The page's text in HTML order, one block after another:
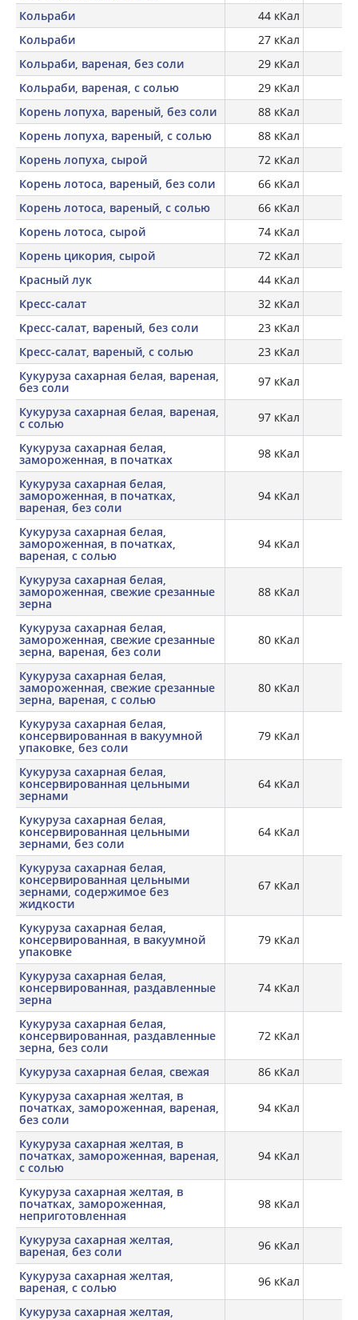
Кольраби
44 кКал
Кольраби
27 кКал
Кольраби, вареная, без соли
29 кКал
Кольраби, вареная, с солью
29 кКал
Корень лопуха, вареный, без соли
88 кКал
Корень лопуха, вареный, с солью
88 кКал
Корень лопуха, сырой
72 кКал
Корень лотоса, вареный, без соли
66 кКал
Корень лотоса, вареный, с солью
66 кКал
Корень лотоса, сырой
74 кКал
Корень цикория, сырой
72 кКал
Красный лук
44 кКал
Кресс-салат
32 кКал
Кресс-салат, вареный, без соли
23 кКал
Кресс-салат, вареный, с солью
23 кКал
Кукуруза сахарная белая, вареная,
без соли 97 кКал
Кукуруза сахарная белая, вареная,
с солью 97 кКал
Кукуруза сахарная белая,
замороженная, в початках 98 кКал
Кукуруза сахарная белая,
замороженная, в початках,
вареная, без соли
94 кКал
Кукуруза сахарная белая,
замороженная, в початках,
вареная, с солью
94 кКал
Кукуруза сахарная белая,
замороженная, свежие срезанные
зерна
88 кКал
Кукуруза сахарная белая,
замороженная, свежие срезанные
зерна, вареная, без соли
80 кКал
Кукуруза сахарная белая,
замороженная, свежие срезанные
зерна, вареная, с солью
80 кКал
Кукуруза сахарная белая,
консервированная в вакуумной
упаковке, без соли
79 кКал
Кукуруза сахарная белая,
консервированная цельными
зернами
64 кКал
Кукуруза сахарная белая,
консервированная цельными
зернами, без соли
64 кКал
Кукуруза сахарная белая,
консервированная цельными
зернами, содержимое без
жидкости
67 кКал
Кукуруза сахарная белая,
консервированная, в вакуумной
упаковке
79 кКал
Кукуруза сахарная белая,
консервированная, раздавленные
зерна
74 кКал
Кукуруза сахарная белая,
консервированная, раздавленные
зерна, без соли
72 кКал
Кукуруза сахарная белая, свежая 86 кКал
Кукуруза сахарная желтая, в
початках, замороженная, вареная,
без соли
94 кКал
Кукуруза сахарная желтая, в
початках, замороженная, вареная,
с солью
94 кКал
Кукуруза сахарная желтая, в
початках, замороженная,
неприготовленная
98 кКал
Кукуруза сахарная желтая,
вареная, без соли 96 кКал
Кукуруза сахарная желтая,
вареная, с солью 96 кКал
Кукуруза сахарная желтая,